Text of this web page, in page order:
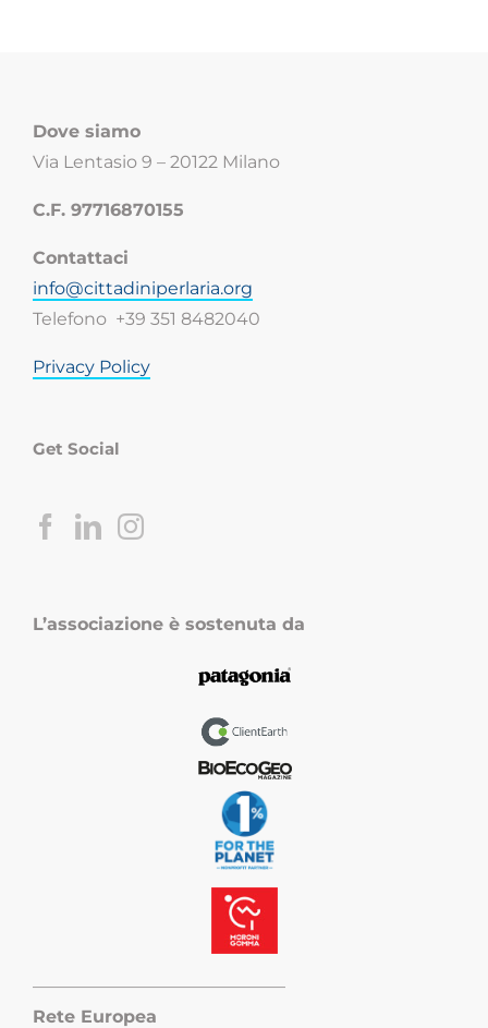
Dove siamo
Via Lentasio 9 – 20122 Milano
C.F. 97716870155
Contattaci
info@cittadiniperlaria.org
Telefono +39 351 8482040
Privacy Policy
Get Social
L’associazione è sostenuta da
——————————————–
Rete Europea